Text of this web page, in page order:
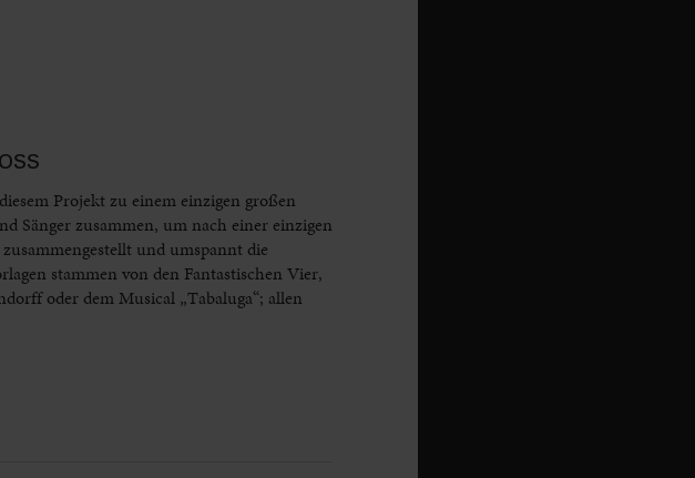
Projekt zu einem einzigen großen
Sänger zusammen, um nach einer einzigen
und umspannt die
stammen von den Fantastischen Vier,
oder dem Musical „Tabaluga“; allen